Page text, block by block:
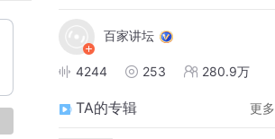
百家讲坛
4244 253 280.9万
TA的专辑 更多